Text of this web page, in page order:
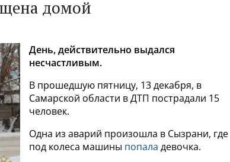
домой
День, действительно выдался
несчастливым.
В прошедшую пятницу, 13 декабря, в
Самарской области в ДТП пострадали 15
человек.
Одна из аварий произошла в Сызрани, где
под колеса машины попала девочка.